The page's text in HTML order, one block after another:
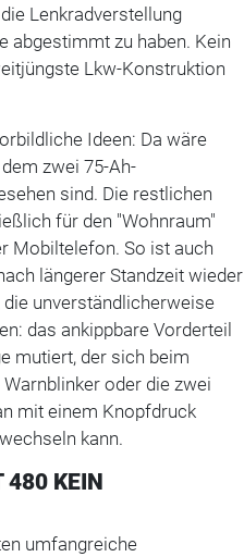
Lenkradverstellung
abgestimmt zu haben. Kein
Lkw-Konstruktion
Ideen: Da wäre
zwei 75-Ah-
sind. Die restlichen
für den "Wohnraum"
Mobiltelefon. So ist auch
längerer Standzeit wieder
unverständlicherweise
das ankippbare Vorderteil
mutiert, der sich beim
oder die zwei
mit einem Knopfdruck
kann.
480 KEIN
umfangreiche